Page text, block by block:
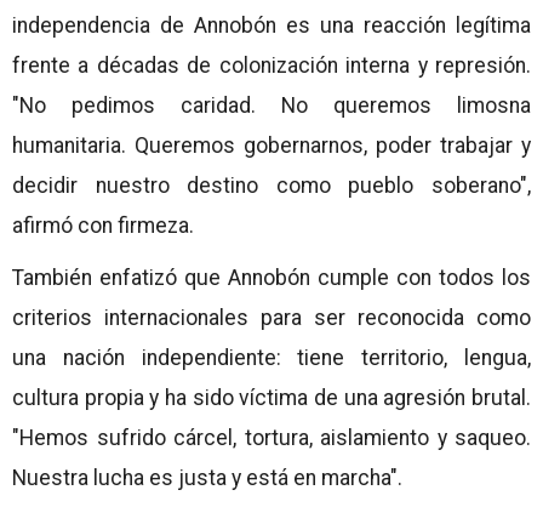
independencia de Annobón es una reacción legítima
frente a décadas de colonización interna y represión.
"No pedimos caridad. No queremos limosna
humanitaria. Queremos gobernarnos, poder trabajar y
decidir nuestro destino como pueblo soberano",
afirmó con firmeza.
También enfatizó que Annobón cumple con todos los
criterios internacionales para ser reconocida como
una nación independiente: tiene territorio, lengua,
cultura propia y ha sido víctima de una agresión brutal.
"Hemos sufrido cárcel, tortura, aislamiento y saqueo.
Nuestra lucha es justa y está en marcha".